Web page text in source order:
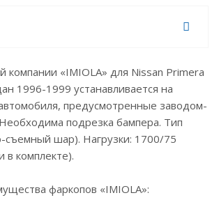
компании «IMIOLA» для Nissan Primera
1996-1999 устанавливается на
предусмотренные заводом-
подрезка бампера. Тип
съемный шар). Нагрузки: 1700/75
в комплекте).
фаркопов «IMIOLA»: